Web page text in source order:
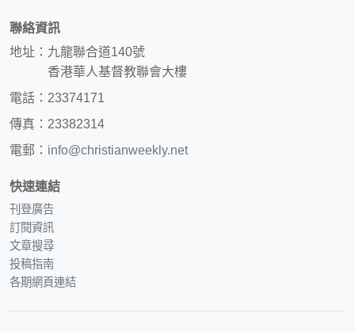
聯絡資訊
地址：九龍聯合道140號
香港華人基督教聯會大樓
電話：23374171
傳真：23382314
電郵： info@christianweekly.net
快速連結
刊登廣告
訂閱資訊
文章搜尋
投稿指南
各期網頁連結